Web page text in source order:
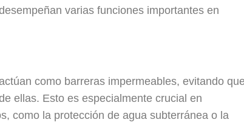
varias funciones importantes en
como barreras impermeables, evitando
ellas. Esto es especialmente crucial en
como la protección de agua subterránea o la